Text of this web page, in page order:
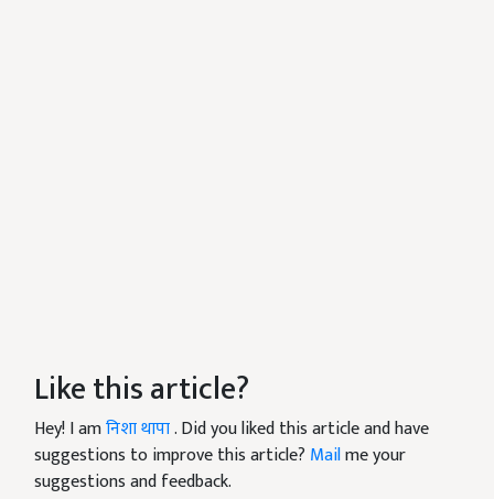
Like this article?
Hey! I amनिशा थापा. Did you liked this article and have
suggestions to improve this article? Mailme your
suggestions and feedback.